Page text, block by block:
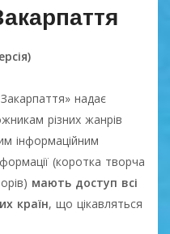
надає
різних жанрів
інформаційним
(коротка творча
мають доступ всі
країн, що цікавляться